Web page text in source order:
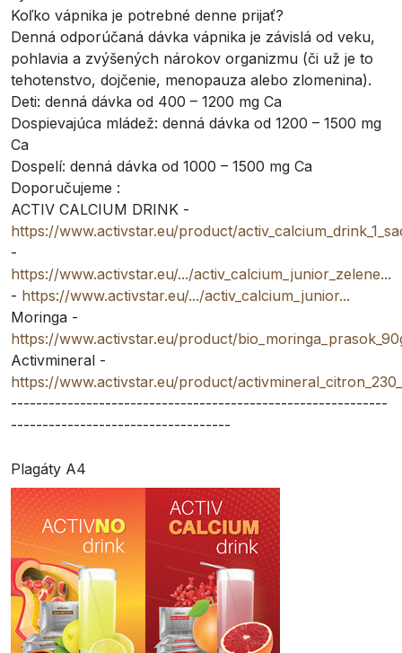
Koľko vápnika je potrebné denne prijať?
Denná odporúčaná dávka vápnika je závislá od veku,
pohlavia a zvýšených nárokov organizmu (či už je to
tehotenstvo, dojčenie, menopauza alebo zlomenina).
Deti: denná dávka od 400 – 1200 mg Ca
Dospievajúca mládež: denná dávka od 1200 – 1500 mg
Ca
Dospelí: denná dávka od 1000 – 1500 mg Ca
Doporučujeme :
ACTIV CALCIUM DRINK -
https://www.activstar.eu/product/
-
https://www.activstar.eu/.../activ_calcium_junior_zelene...
- https://www.activstar.eu/.../activ_calcium_junior...
Moringa -
https://www.activstar.eu/product/
Activmineral -
https://www.activstar.eu/product/
------------------------------------------------------------
-----------------------------------
Plagáty A4